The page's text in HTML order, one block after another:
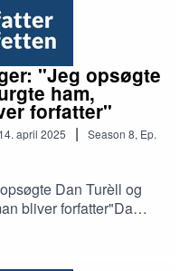
"Jeg opsøgte
ham,
forfatter"
april 2025 | Season 8, Ep.
Dan Turèll og
bliver forfatter"Da
modtog Dan Turèll-
om sine møder med
hun om deres første